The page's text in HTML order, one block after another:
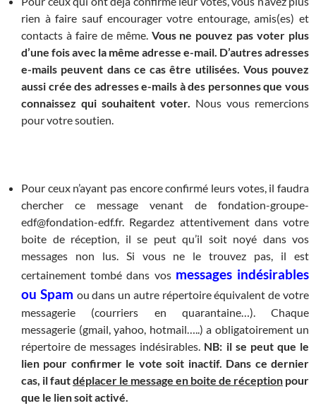
rien à faire sauf encourager votre entourage, amis(es) et
contacts à faire de même. Vous ne pouvez pas voter plus
d’une fois avec la même adresse e-mail. D’autres adresses
e-mails peuvent dans ce cas être utilisées. Vous pouvez
aussi crée des adresses e-mails à des personnes que vous
connaissez qui souhaitent voter. Nous vous remercions
pour votre soutien.
Pour ceux n’ayant pas encore confirmé leurs votes, il faudra
chercher ce message venant de fondation-groupe-
edf@fondation-edf.fr. Regardez attentivement dans votre
boite de réception, il se peut qu’il soit noyé dans vos
messages non lus. Si vous ne le trouvez pas, il est
certainement tombé dans vos messages indésirables
ou Spam ou dans un autre répertoire équivalent de votre
messagerie (courriers en quarantaine…). Chaque
messagerie (gmail, yahoo, hotmail…..) a obligatoirement un
répertoire de messages indésirables. NB: il se peut que le
lien pour confirmer le vote soit inactif. Dans ce dernier
cas, il fautdéplacer le message en boite de réception pour
que le lien soit activé.